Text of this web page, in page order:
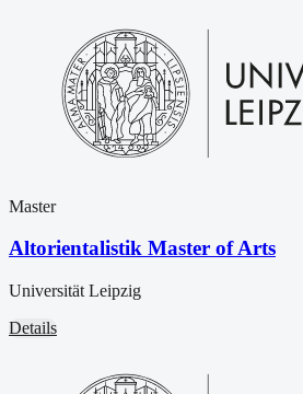
Master
Altorientalistik Master of Arts
Universität Leipzig
Details